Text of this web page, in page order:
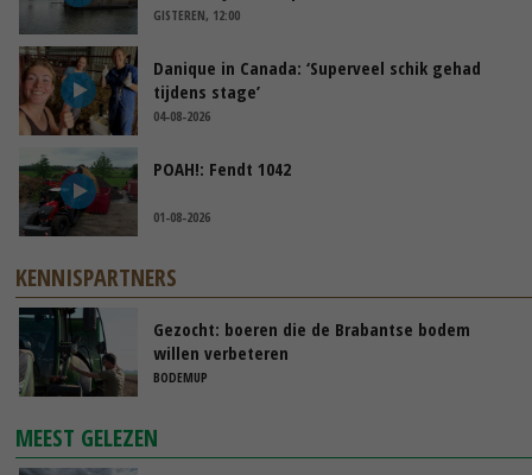
GISTEREN, 12:00
Danique in Canada: ‘Superveel schik gehad
tijdens stage’
04-08-2026
POAH!: Fendt 1042
01-08-2026
KENNISPARTNERS
Gezocht: boeren die de Brabantse bodem
willen verbeteren
BODEMUP
MEEST GELEZEN